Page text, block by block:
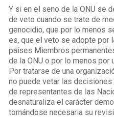
Y si en el seno de la ONU se
de veto cuando se trate de
genocidio, que por lo menos
es, que el veto se adopte por
países Miembros
de la ONU o por lo menos por
Por tratarse de una
no puede vetar las
de representantes de las
desnaturaliza el carácter
tornándose necesaria su